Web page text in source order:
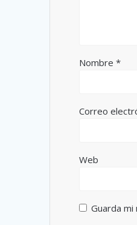
Nombre*
Correo
Web
Guarda